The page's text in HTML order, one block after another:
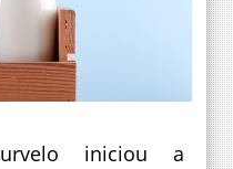
iniciou a